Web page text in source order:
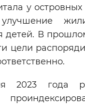
у
детей. В
цели
2023 года